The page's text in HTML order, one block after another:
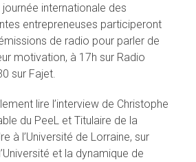
journée internationale des
entrepreneuses participeront
de radio pour parler de
motivation, à 17h sur Radio
sur Fajet.
lire l’interview de Christophe
du PeeL et Titulaire de la
à l’Université de Lorraine, sur
et la dynamique de